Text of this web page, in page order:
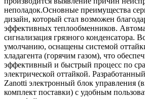
неполадок.Основные преимущества
дизайн, который стал возможен
эффективных теплообменников.
сигнализация грязного конденсатора.
умолчанию, оснащены системой
хладагента (горячим газом), что
эффективный и быстрый процесс по
электрической оттайкой.
Zanotti электронный блок управления
комплект поставки) с удобным